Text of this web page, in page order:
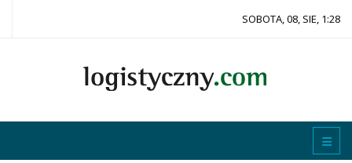
SOBOTA, 08, SIE, 1:28